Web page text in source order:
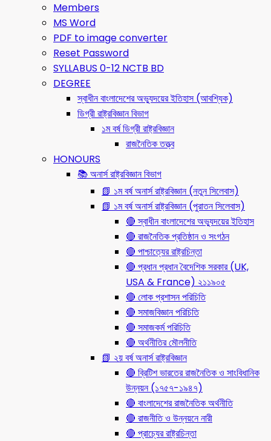
Members
MS Word
PDF to image converter
Reset Password
SYLLABUS 0-12 NCTB BD
DEGREE
স্বাধীন বাংলাদেশের অভ্যুদয়ের ইতিহাস (আবশ্যিক)
ডিগ্রী রাষ্ট্রবিজ্ঞান বিভাগ
১ম বর্ষ ডিগ্রী রাষ্ট্রবিজ্ঞান
রাজনৈতিক তত্ত্ব
HONOURS
📚 অনার্স রাষ্ট্রবিজ্ঞান বিভাগ
📗 ১ম বর্ষ অনার্স রাষ্ট্রবিজ্ঞান (নতুন সিলেবাস)
📗 ১ম বর্ষ অনার্স রাষ্ট্রবিজ্ঞান (পুরাতন সিলেবাস)
🔴 স্বাধীন বাংলাদেশের অভ্যুদয়ের ইতিহাস
🔴 রাজনৈতিক প্রতিষ্ঠান ও সংগঠন
🔴 পাশ্চাত্যের রাষ্ট্রচিন্তা
🔴 প্রধান প্রধান বৈদেশিক সরকার (UK,
USA & France) ২১১৯০৫
🔴 লোক প্রশাসন পরিচিতি
🔴 সমাজবিজ্ঞান পরিচিতি
🔴 সমাজকর্ম পরিচিতি
🔴 অর্থনীতির মৌলনীতি
📗 ২য় বর্ষ অনার্স রাষ্ট্রবিজ্ঞান
🔴 ব্রিটিশ ভারতের রাজনৈতিক ও সাংবিধানিক
উন্নয়ন (১৭৫৭-১৯৪৭)
🔴 বাংলাদেশের রাজনৈতিক অর্থনীতি
🔴 রাজনীতি ও উন্নয়নে নারী
🔴 প্রাচ্যের রাষ্ট্রচিন্তা